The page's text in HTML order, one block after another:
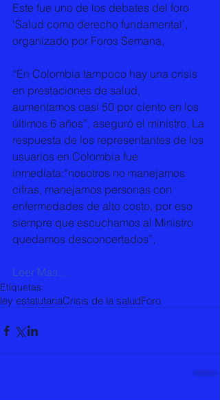
Este fue uno de los debates del foro
‘Salud como derecho fundamental’,
organizado por Foros Semana,
“En Colombia tampoco hay una crisis
en prestaciones de salud,
aumentamos casi 50 por ciento en los
últimos 6 años”, aseguró el ministro. La
respuesta de los representantes de los
usuarios en Colombia fue
inmediata:“nosotros no manejamos
cifras, manejamos personas con
enfermedades de alto costo, por eso
siempre que escuchamos al Ministro
quedamos desconcertados”,
Leer Mas....
Etiquetas:
ley estatutariaCrisis de la saludForo